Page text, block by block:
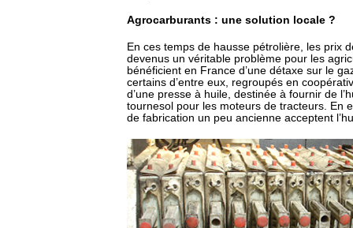
Agrocarburants : une solution locale ?
En ces temps de hausse pétrolière, les prix
devenus un véritable problème pour les
bénéficient en France d’une détaxe sur le
certains d’entre eux, regroupés en
d’une presse à huile, destinée à fournir de
tournesol pour les moteurs de tracteurs. En
de fabrication un peu ancienne acceptent